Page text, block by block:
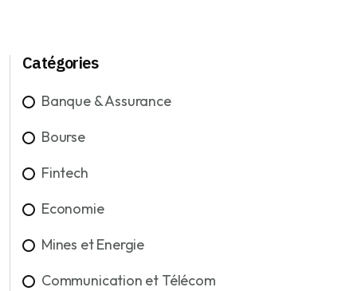
Catégories
Banque & Assurance
Bourse
Fintech
Economie
Mines et Energie
Communication et Télécom